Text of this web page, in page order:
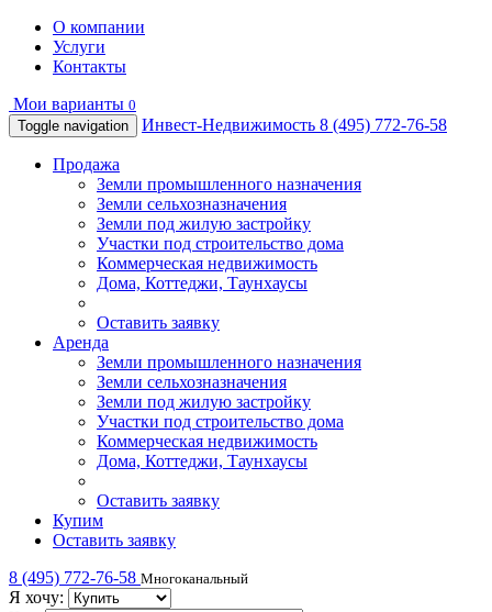
О компании
Услуги
Контакты
Мои варианты 0
Toggle navigation
Инвест-Недвижимость 8 (495) 772-76-58
Продажа
Земли промышленного назначения
Земли сельхозназначения
Земли под жилую застройку
Участки под строительство дома
Коммерческая недвижимость
Дома, Коттеджи, Таунхаусы
Оставить заявку
Аренда
Земли промышленного назначения
Земли сельхозназначения
Земли под жилую застройку
Участки под строительство дома
Коммерческая недвижимость
Дома, Коттеджи, Таунхаусы
Оставить заявку
Купим
Оставить заявку
8 (495) 772-76-58 Многоканальный
Я хочу: